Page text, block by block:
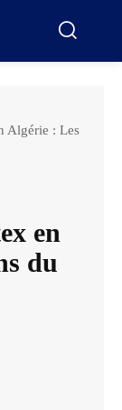
Algérie : Les
en
du